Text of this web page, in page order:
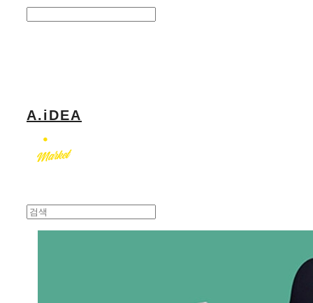
A.iDEA